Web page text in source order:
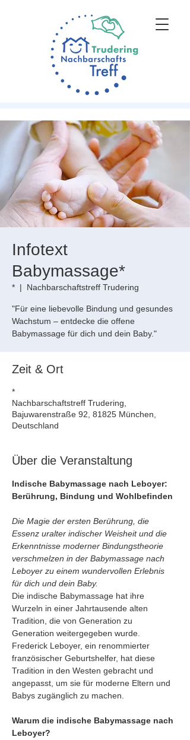
Infotext
Babymassage*
*
  |
Nachbarschaftstreff Trudering
"Für eine liebevolle Bindung und gesundes
Wachstum – entdecke die offene
Babymassage für dich und dein Baby."
Zeit & Ort
*
Nachbarschaftstreff Trudering,
Bajuwarenstraße 92, 81825 München,
Deutschland
Über die Veranstaltung
Indische Babymassage nach Leboyer:
Berührung, Bindung und Wohlbefinden
Die Magie der ersten Berührung, die
Essenz uralter indischer Weisheit und die
Erkenntnisse moderner Bindungstheorie
verschmelzen in der Babymassage nach
Leboyer zu einem wundervollen Erlebnis
für dich und dein Baby.
Die indische Babymassage hat ihre
Wurzeln in einer Jahrtausende alten
Tradition, die von Generation zu
Generation weitergegeben wurde.
Frederick Leboyer, ein renommierter
französischer Geburtshelfer, hat diese
Tradition in den Westen gebracht und
angepasst, um sie für moderne Eltern und
Babys zugänglich zu machen.
Warum die indische Babymassage nach
Leboyer?